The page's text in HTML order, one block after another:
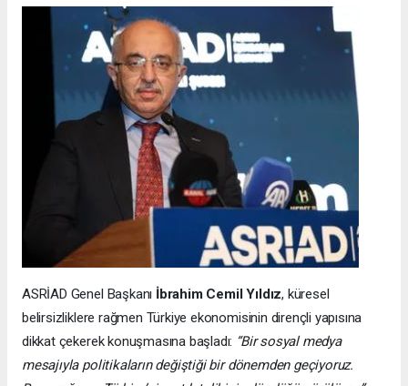
ASRİAD Genel Başkanı İbrahim Cemil Yıldız, küresel
belirsizliklere rağmen Türkiye ekonomisinin dirençli yapısına
dikkat çekerek konuşmasına başladı: “Bir sosyal medya
mesajıyla politikaların değiştiği bir dönemden geçiyoruz.